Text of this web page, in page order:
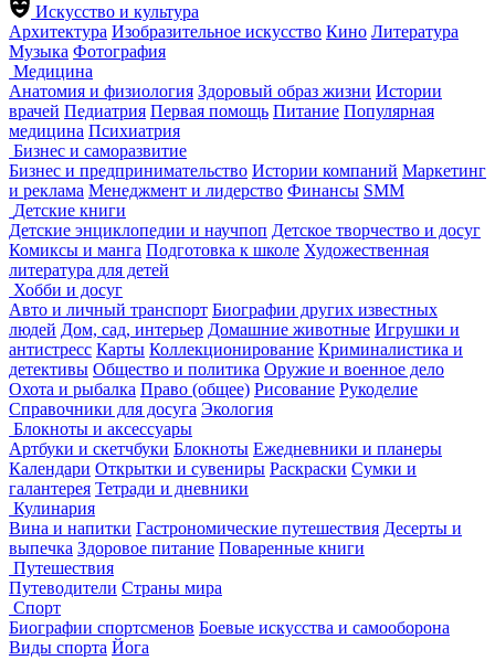
Искусство и культура
Архитектура Изобразительное искусство Кино Литература
Музыка Фотография
Медицина
Анатомия и физиология Здоровый образ жизни Истории
врачей Педиатрия Первая помощь Питание Популярная
медицина Психиатрия
Бизнес и саморазвитие
Бизнес и предпринимательство Истории компаний Маркетинг
и реклама Менеджмент и лидерство Финансы SMM
Детские книги
Детские энциклопедии и научпоп Детское творчество и досуг
Комиксы и манга Подготовка к школе Художественная
литература для детей
Хобби и досуг
Авто и личный транспорт Биографии других известных
людей Дом, сад, интерьер Домашние животные Игрушки и
антистресс Карты Коллекционирование Криминалистика и
детективы Общество и политика Оружие и военное дело
Охота и рыбалка Право (общее) Рисование Рукоделие
Справочники для досуга Экология
Блокноты и аксессуары
Артбуки и скетчбуки Блокноты Ежедневники и планеры
Календари Открытки и сувениры Раскраски Сумки и
галантерея Тетради и дневники
Кулинария
Вина и напитки Гастрономические путешествия Десерты и
выпечка Здоровое питание Поваренные книги
Путешествия
Путеводители Страны мира
Спорт
Биографии спортсменов Боевые искусства и самооборона
Виды спорта Йога